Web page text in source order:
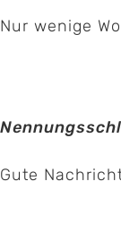
Nur wenige
Gute